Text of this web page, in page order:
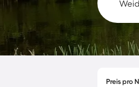
Preis pro